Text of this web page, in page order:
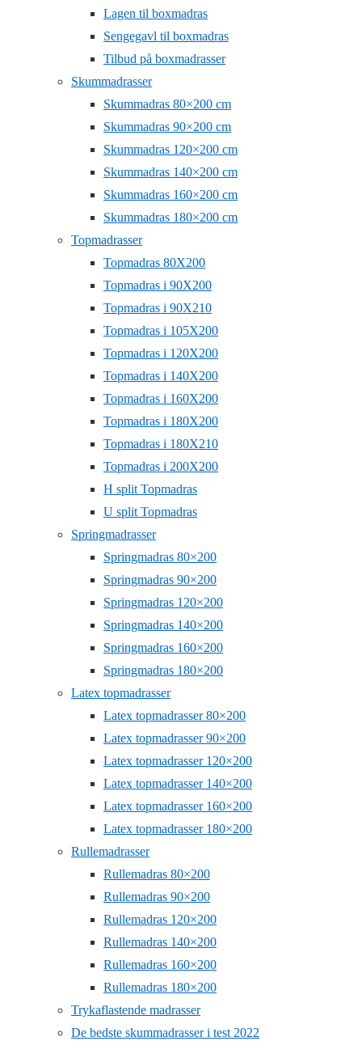
Lagen til boxmadras
Sengegavl til boxmadras
Tilbud på boxmadrasser
Skummadrasser
Skummadras 80×200 cm
Skummadras 90×200 cm
Skummadras 120×200 cm
Skummadras 140×200 cm
Skummadras 160×200 cm
Skummadras 180×200 cm
Topmadrasser
Topmadras 80X200
Topmadras i 90X200
Topmadras i 90X210
Topmadras i 105X200
Topmadras i 120X200
Topmadras i 140X200
Topmadras i 160X200
Topmadras i 180X200
Topmadras i 180X210
Topmadras i 200X200
H split Topmadras
U split Topmadras
Springmadrasser
Springmadras 80×200
Springmadras 90×200
Springmadras 120×200
Springmadras 140×200
Springmadras 160×200
Springmadras 180×200
Latex topmadrasser
Latex topmadrasser 80×200
Latex topmadrasser 90×200
Latex topmadrasser 120×200
Latex topmadrasser 140×200
Latex topmadrasser 160×200
Latex topmadrasser 180×200
Rullemadrasser
Rullemadras 80×200
Rullemadras 90×200
Rullemadras 120×200
Rullemadras 140×200
Rullemadras 160×200
Rullemadras 180×200
Trykaflastende madrasser
De bedste skummadrasser i test 2022